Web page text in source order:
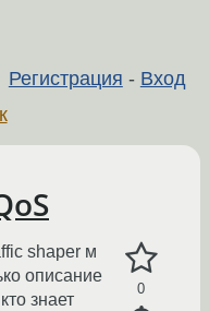
Регистрация - Вход
0
shaper м
описание
знает